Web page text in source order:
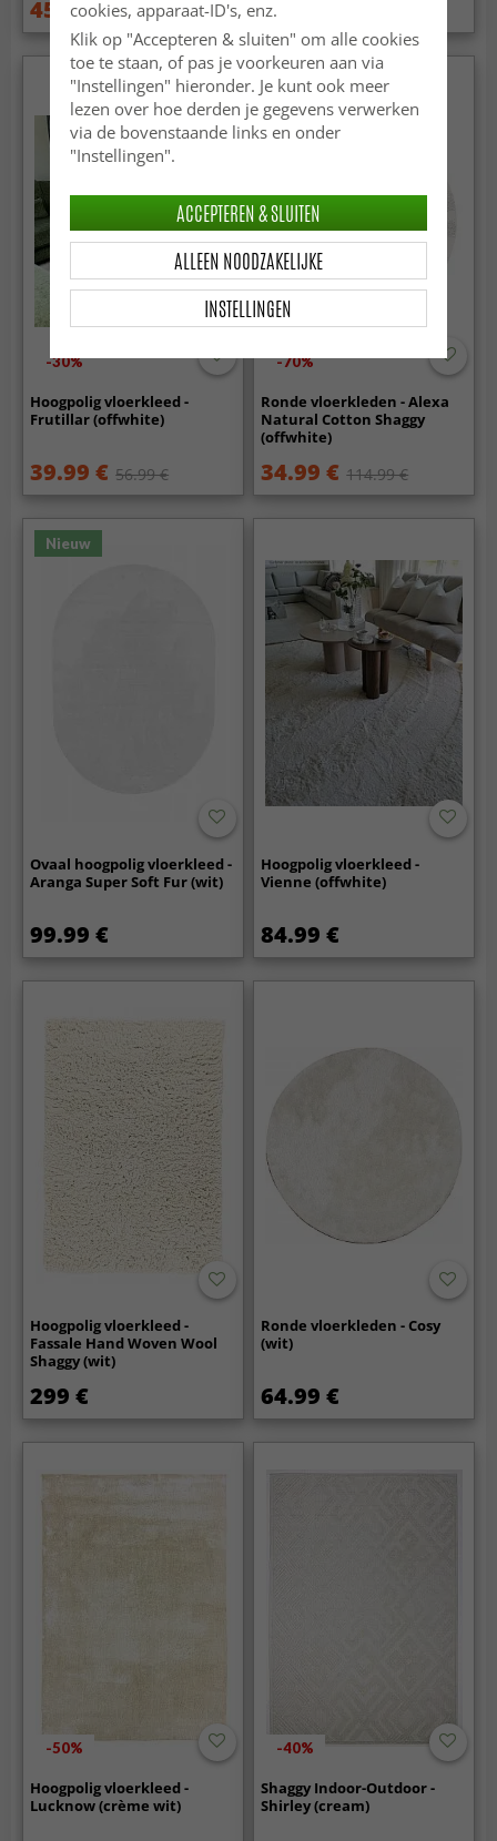
45.99 € 64.99 € 59.99 €
-30%
Hoogpolig vloerkleed -
Frutillar (offwhite)
39.99 € 56.99 €
-70%
Ronde vloerkleden - Alexa
Natural Cotton Shaggy
(offwhite)
34.99 € 114.99 €
Nieuw
Ovaal hoogpolig vloerkleed -
Aranga Super Soft Fur (wit)
99.99 €
Hoogpolig vloerkleed -
Vienne (offwhite)
84.99 €
Hoogpolig vloerkleed -
Fassale Hand Woven Wool
Shaggy (wit)
299 €
Ronde vloerkleden - Cosy
(wit)
64.99 €
-50%
Hoogpolig vloerkleed -
Lucknow (crème wit)
-40%
Shaggy Indoor-Outdoor -
Shirley (cream)
cookies, apparaat-ID's, enz.
Klik op "Accepteren & sluiten" om alle cookies
toe te staan, of pas je voorkeuren aan via
"Instellingen" hieronder. Je kunt ook meer
lezen over hoe derden je gegevens verwerken
via de bovenstaande links en onder
"Instellingen".
INSTELLINGEN
ALLEEN NOODZAKELIJKE
ACCEPTEREN & SLUITEN